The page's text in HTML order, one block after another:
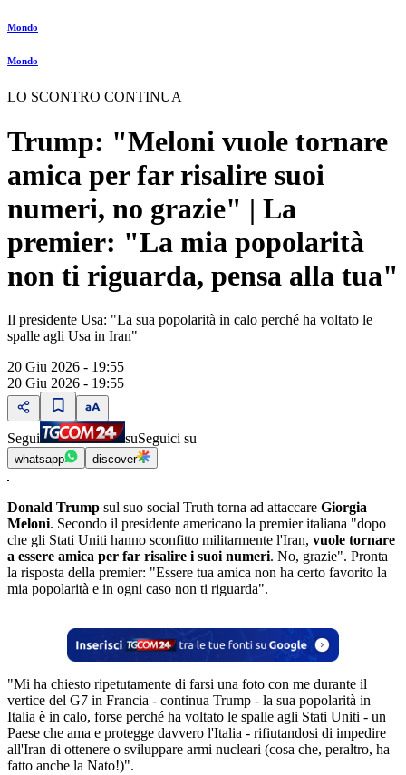
Mondo
Mondo
LO SCONTRO CONTINUA
Trump: "Meloni vuole tornare
amica per far risalire suoi
numeri, no grazie" | La
premier: "La mia popolarità
non ti riguarda, pensa alla tua"
Il presidente Usa: "La sua popolarità in calo perché ha voltato le
spalle agli Usa in Iran"
20 Giu 2026 - 19:55
20 Giu 2026 - 19:55
Segui suSeguici su
whatsapp discover
Donald Trump sul suo social Truth torna ad attaccare Giorgia
Meloni. Secondo il presidente americano la premier italiana "dopo
che gli Stati Uniti hanno sconfitto militarmente l'Iran, vuole tornare
a essere amica per far risalire i suoi numeri. No, grazie". Pronta
la risposta della premier: "Essere tua amica non ha certo favorito la
mia popolarità e in ogni caso non ti riguarda".
"Mi ha chiesto ripetutamente di farsi una foto con me durante il
vertice del G7 in Francia - continua Trump - la sua popolarità in
Italia è in calo, forse perché ha voltato le spalle agli Stati Uniti - un
Paese che ama e protegge davvero l'Italia - rifiutandosi di impedire
all'Iran di ottenere o sviluppare armi nucleari (cosa che, peraltro, ha
fatto anche la Nato!)".